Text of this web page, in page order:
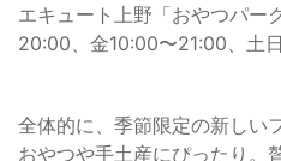
エキュート上野「おやつパー
20:00、金10:00〜21:00、土
全体的に、季節限定の新しい
おやつや手土産にぴったり。